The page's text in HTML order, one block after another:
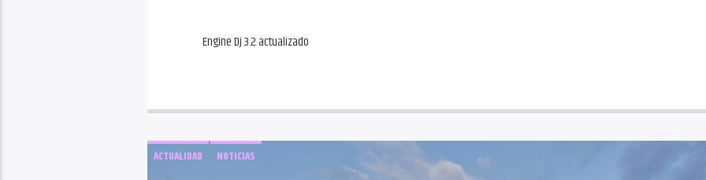
Engine Dj 3.2 actualizado
ACTUALIDAD NOTICIAS